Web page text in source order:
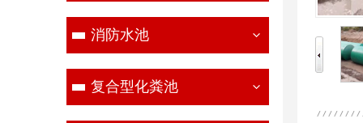
消防水池
复合型化粪池